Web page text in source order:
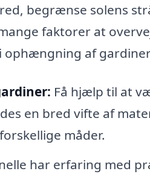
begrænse solens
faktorer at
ophængning af
Få hjælp til at
en bred vifte af
måder.
har erfaring med